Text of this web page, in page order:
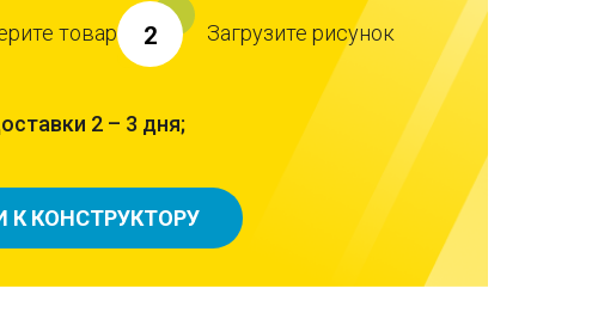
товар 2 Загрузите рисунок
2 – 3 дня;
К КОНСТРУКТОРУ